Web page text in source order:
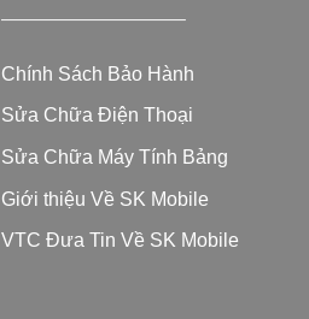
—————————–
Chính Sách Bảo Hành
Sửa Chữa Điện Thoại
Sửa Chữa Máy Tính Bảng
Giới thiệu Về SK Mobile
VTC Đưa Tin Về SK Mobile